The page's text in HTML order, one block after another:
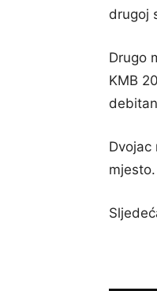
drugoj
Drugo
KMB
Dvojac